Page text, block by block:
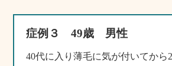
症例３ 49歳 男性
40代に入り薄毛に気が付いてから